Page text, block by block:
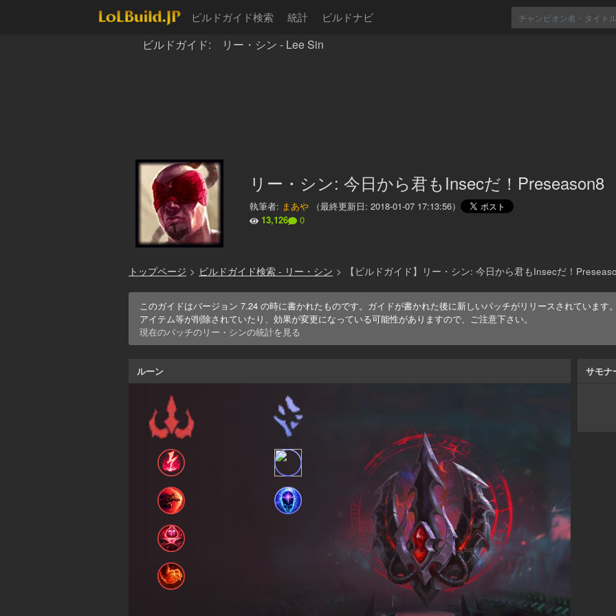
ビルドガイド検索 統計 ビルドナビ
ビルドガイド: リー・シン - Lee Sin
リー・シン: 今日から君もInsecだ！Preseason8
執筆者: まあや （最終更新日: 2018-01-07 17:13:56）
13,126
0
トップページ > ビルドガイド検索 - リー・シン > 【ビルドガイド】リー・シン: 今日から君もInsecだ！
このガイドはバージョン7.24 の時に書かれたものです。ガイドが書かれた後に新しいパッチがリリースされています
アイテム等が削除されていたり、効果が変更になっている可能性がありますので、ご注意下さい。
現在のパッチのリー・シンの統計を見る
ルーン サモナ